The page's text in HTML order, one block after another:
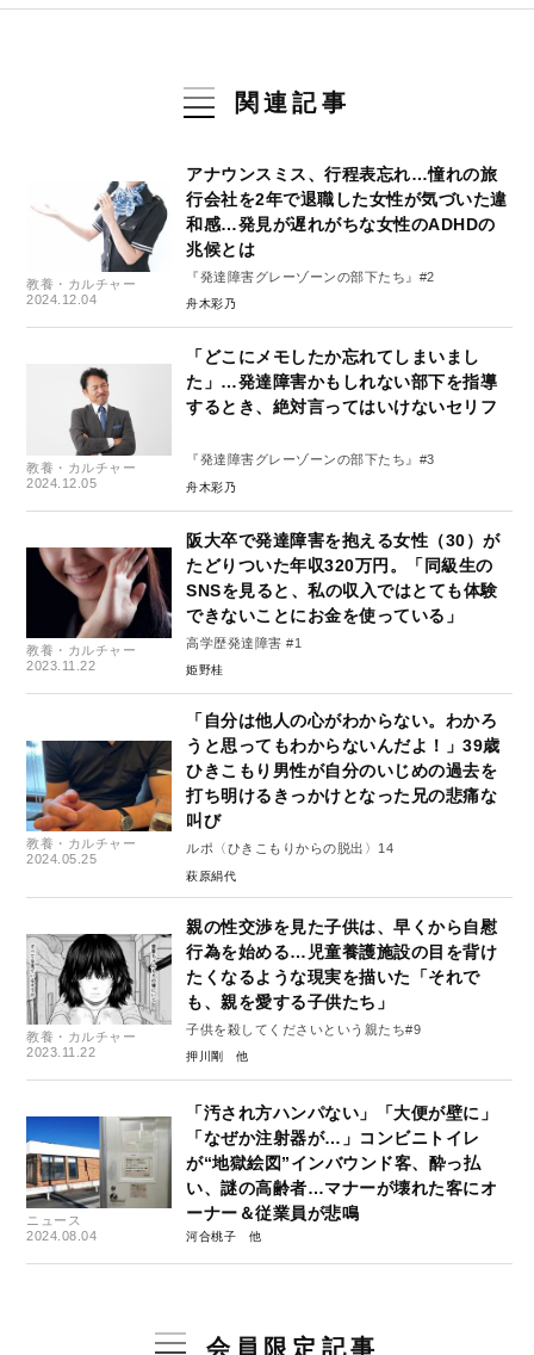
関連記事
教養・カルチャー
2024.12.04
アナウンスミス、行程表忘れ…憧れの旅
行会社を2年で退職した女性が気づいた違
和感…発見が遅れがちな女性のADHDの
兆候とは
『発達障害グレーゾーンの部下たち』#2
舟木彩乃
教養・カルチャー
2024.12.05
「どこにメモしたか忘れてしまいまし
た」…発達障害かもしれない部下を指導
するとき、絶対言ってはいけないセリフ
『発達障害グレーゾーンの部下たち』#3
舟木彩乃
教養・カルチャー
2023.11.22
阪大卒で発達障害を抱える女性（30）が
たどりついた年収320万円。「同級生の
SNSを見ると、私の収入ではとても体験
できないことにお金を使っている」
高学歴発達障害 #1
姫野桂
教養・カルチャー
2024.05.25
「自分は他人の心がわからない。わかろ
うと思ってもわからないんだよ！」39歳
ひきこもり男性が自分のいじめの過去を
打ち明けるきっかけとなった兄の悲痛な
叫び
ルポ〈ひきこもりからの脱出〉14
萩原絹代
教養・カルチャー
2023.11.22
親の性交渉を見た子供は、早くから自慰
行為を始める…児童養護施設の目を背け
たくなるような現実を描いた「それで
も、親を愛する子供たち」
子供を殺してくださいという親たち#9
押川剛
ニュース
2024.08.04
「汚され方ハンパない」「大便が壁に」
「なぜか注射器が…」コンビニトイレ
が“地獄絵図”インバウンド客、酔っ払
い、謎の高齢者…マナーが壊れた客にオ
ーナー＆従業員が悲鳴
河合桃子
会員限定記事